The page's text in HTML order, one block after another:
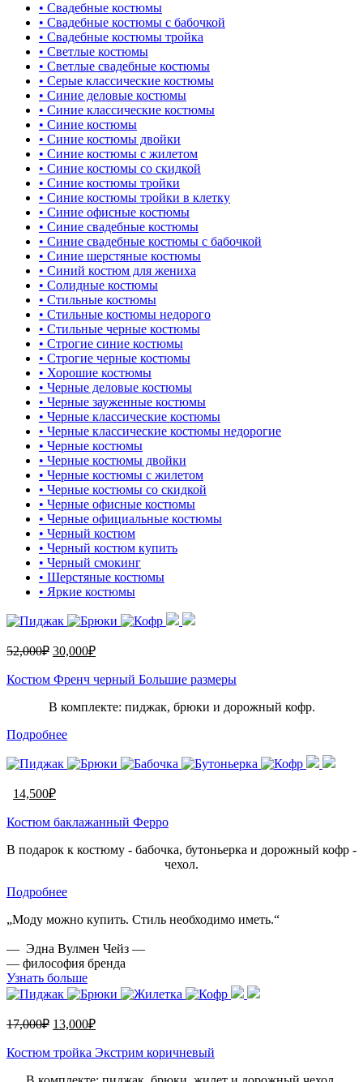
• Свадебные костюмы
• Свадебные костюмы с бабочкой
• Свадебные костюмы тройка
• Светлые костюмы
• Светлые свадебные костюмы
• Серые классические костюмы
• Синие деловые костюмы
• Синие классические костюмы
• Синие костюмы
• Синие костюмы двойки
• Синие костюмы с жилетом
• Синие костюмы со скидкой
• Синие костюмы тройки
• Синие костюмы тройки в клетку
• Синие офисные костюмы
• Синие свадебные костюмы
• Синие свадебные костюмы с бабочкой
• Синие шерстяные костюмы
• Синий костюм для жениха
• Солидные костюмы
• Стильные костюмы
• Стильные костюмы недорого
• Стильные черные костюмы
• Строгие синие костюмы
• Строгие черные костюмы
• Хорошие костюмы
• Черные деловые костюмы
• Черные зауженные костюмы
• Черные классические костюмы
• Черные классические костюмы недорогие
• Черные костюмы
• Черные костюмы двойки
• Черные костюмы с жилетом
• Черные костюмы со скидкой
• Черные офисные костюмы
• Черные официальные костюмы
• Черный костюм
• Черный костюм купить
• Черный смокинг
• Шерстяные костюмы
• Яркие костюмы
52,000₽ 30,000₽
Костюм Френч черный Большие размеры
В комплекте: пиджак, брюки и дорожный кофр.
Подробнее
14,500₽
Костюм баклажанный Ферро
В подарок к костюму - бабочка, бутоньерка и дорожный кофр -
чехол.
Подробнее
„Моду можно купить. Стиль необходимо иметь.“
— Эдна Вулмен Чейз —
— философия бренда
Узнать больше
17,000₽ 13,000₽
Костюм тройка Экстрим коричневый